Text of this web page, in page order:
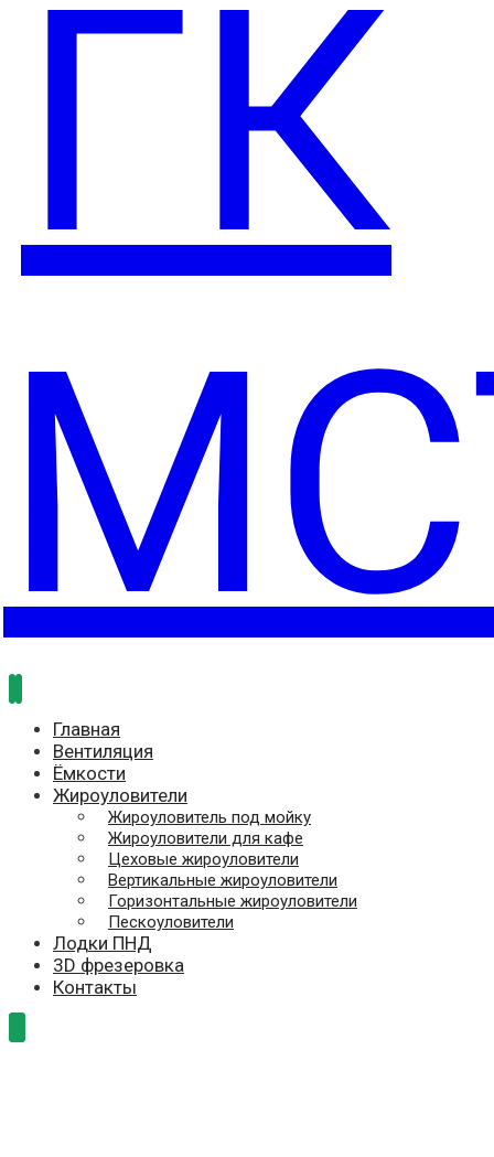
Главная
Вентиляция
Ёмкости
Жироуловители
Жироуловитель под мойку
Жироуловители для кафе
Цеховые жироуловители
Вертикальные жироуловители
Горизонтальные жироуловители
Пескоуловители
Лодки ПНД
3D фрезеровка
Контакты